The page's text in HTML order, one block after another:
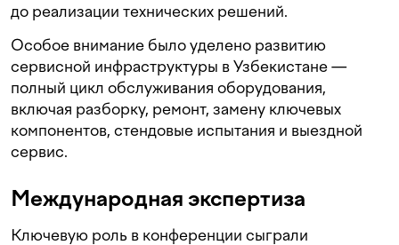
до реализации технических решений.
Особое внимание было уделено развитию
сервисной инфраструктуры в Узбекистане —
полный цикл обслуживания оборудования,
включая разборку, ремонт, замену ключевых
компонентов, стендовые испытания и выездной
сервис.
Международная экспертиза
Ключевую роль в конференции сыграли